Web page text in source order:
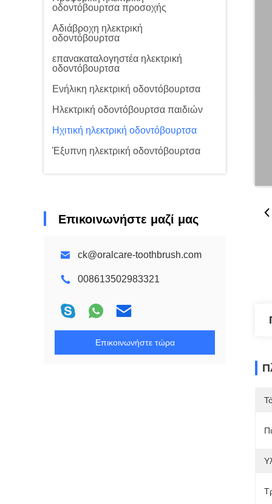
οδοντόβουρτσα προσοχής
Αδιάβροχη ηλεκτρική
οδοντόβουρτσα
επανακαταλογηστέα ηλεκτρική
οδοντόβουρτσα
Ενήλικη ηλεκτρική οδοντόβουρτσα
Ηλεκτρική οδοντόβουρτσα παιδιών
Ηχιτική ηλεκτρική οδοντόβουρτσα
Έξυπνη ηλεκτρική οδοντόβουρτσα
Επικοινωνήστε μαζί μας
ck@oralcare-toothbrush.com
008613502983321
Επικοινωνήστε τώρα